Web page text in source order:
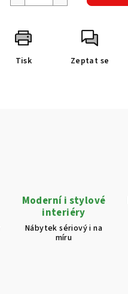
Tisk Zeptat se
Moderní i stylové
interiéry
Nábytek sériový i na
míru